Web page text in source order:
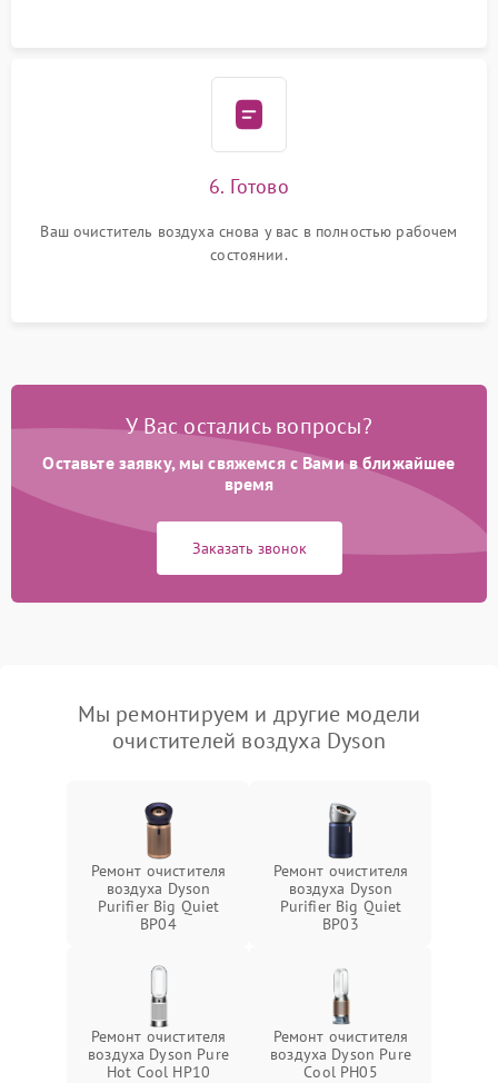
6. Готово
Ваш очиститель воздуха снова у вас в полностью рабочем
состоянии.
У Вас остались вопросы?
Оставьте заявку, мы свяжемся с Вами в ближайшее
время
Заказать звонок
Мы ремонтируем и другие модели
очистителей воздуха Dyson
Ремонт очистителя
воздуха Dyson
Purifier Big Quiet
BP04
Ремонт очистителя
воздуха Dyson
Purifier Big Quiet
BP03
Ремонт очистителя
воздуха Dyson Pure
Hot Cool HP10
Ремонт очистителя
воздуха Dyson Pure
Cool PH05